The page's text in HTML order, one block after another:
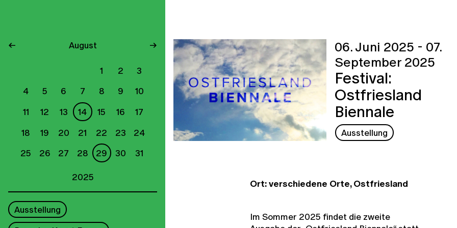
← August →
1 2
3
4
5 6 7 8 9
10
11
12 13 14 15 16
17
18
19 20 21 22 23
24
25
26 27 28 29 30
31
2025
Ausstellung
06. Juni 2025 - 07.
September 2025
Festival:
Ostfriesland
Biennale
Ausstellung
Ort: verschiedene Orte, Ostfriesland
Im Sommer 2025 findet die zweite